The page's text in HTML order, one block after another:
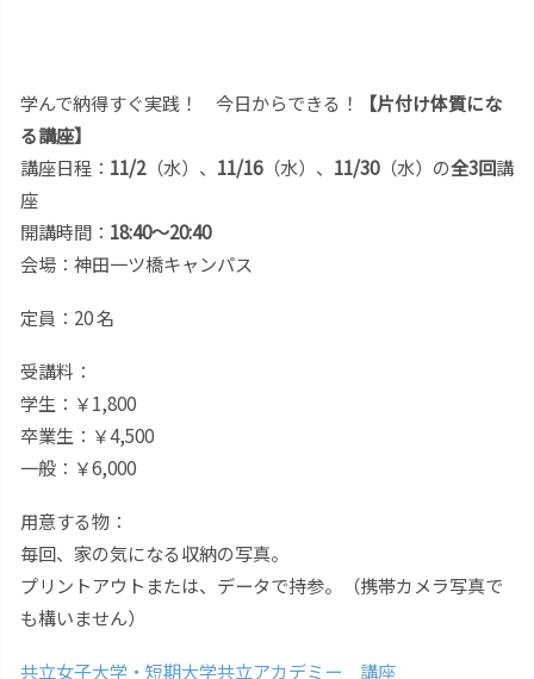
学んで納得すぐ実践！ 今日からできる！
【片付け体質にな
る講座】
講座日程： 11/2（水）、 11/16（水）、 11/30（水）の全3回講
座
開講時間： 18:40〜20:40
会場：神田一ツ橋キャンパス
定員：20 名
受講料：
学生：￥1,800
卒業生：￥4,500
一般：￥6,000
用意する物：
毎回、家の気になる収納の写真。
プリントアウトまたは、データで持参。（携帯カメラ写真で
も構いません）
共立女子大学・短期大学共立アカデミー 講座